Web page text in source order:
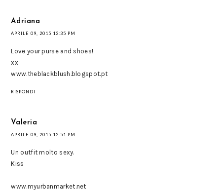
Adriana
APRILE 09, 2015 12:35 PM
Love your purse and shoes!
xx
www.theblackblush.blogspot.pt
RISPONDI
Valeria
APRILE 09, 2015 12:51 PM
Un outfit molto sexy.
Kiss
www.myurbanmarket.net